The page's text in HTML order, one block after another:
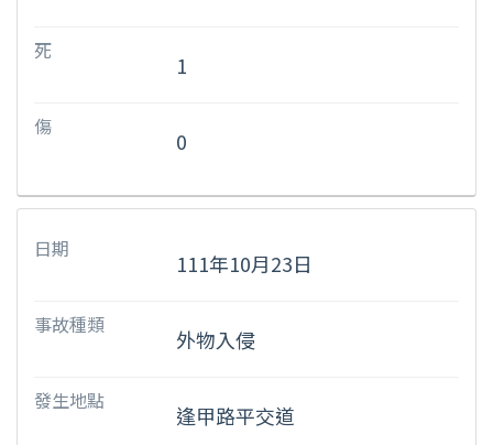
死
1
傷
0
日期
111年10月23日
事故種類
外物入侵
發生地點
逢甲路平交道